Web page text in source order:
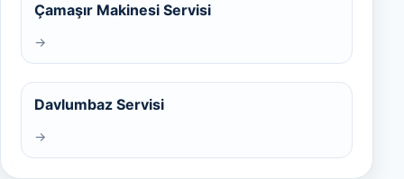
Çamaşır Makinesi Servisi
→
Davlumbaz Servisi
→